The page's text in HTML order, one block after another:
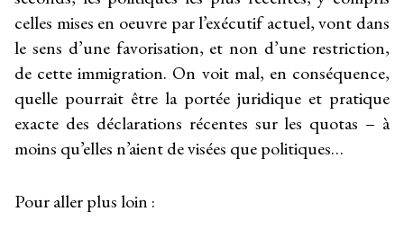
celles mises en oeuvre par l’exécutif actuel, vont dans
le sens d’une favorisation, et non d’une restriction,
de cette immigration. On voit mal, en conséquence,
quelle pourrait être la portée juridique et pratique
exacte des déclarations récentes sur les quotas – à
moins qu’elles n’aient de visées que politiques…
Pour aller plus loin :